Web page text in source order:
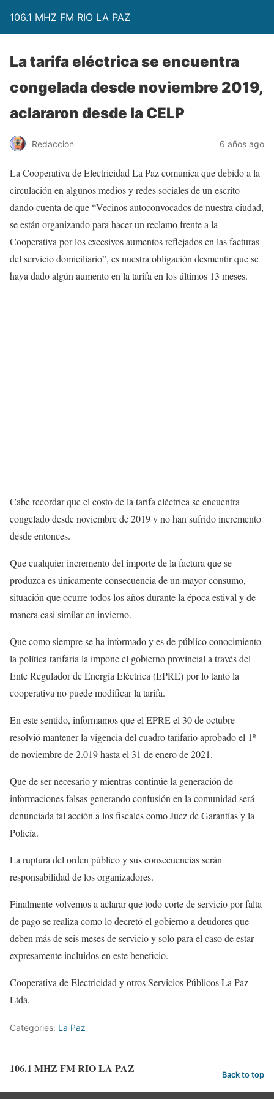
106.1 MHZ FM RIO LA PAZ
La tarifa eléctrica se encuentra
congelada desde noviembre 2019,
aclararon desde la CELP
Redaccion 6 años ago
La Cooperativa de Electricidad La Paz comunica que debido a la
circulación en algunos medios y redes sociales de un escrito
dando cuenta de que “Vecinos autoconvocados de nuestra ciudad,
se están organizando para hacer un reclamo frente a la
Cooperativa por los excesivos aumentos reflejados en las facturas
del servicio domiciliario”, es nuestra obligación desmentir que se
haya dado algún aumento en la tarifa en los últimos 13 meses.
Cabe recordar que el costo de la tarifa eléctrica se encuentra
congelado desde noviembre de 2019 y no han sufrido incremento
desde entonces.
Que cualquier incremento del importe de la factura que se
produzca es únicamente consecuencia de un mayor consumo,
situación que ocurre todos los años durante la época estival y de
manera casi similar en invierno.
Que como siempre se ha informado y es de público conocimiento
la política tarifaria la impone el gobierno provincial a través del
Ente Regulador de Energía Eléctrica (EPRE) por lo tanto la
cooperativa no puede modificar la tarifa.
En este sentido, informamos que el EPRE el 30 de octubre
resolvió mantener la vigencia del cuadro tarifario aprobado el 1º
de noviembre de 2.019 hasta el 31 de enero de 2021.
Que de ser necesario y mientras continúe la generación de
informaciones falsas generando confusión en la comunidad será
denunciada tal acción a los fiscales como Juez de Garantías y la
Policía.
La ruptura del orden público y sus consecuencias serán
responsabilidad de los organizadores.
Finalmente volvemos a aclarar que todo corte de servicio por falta
de pago se realiza como lo decretó el gobierno a deudores que
deben más de seis meses de servicio y solo para el caso de estar
expresamente incluidos en este beneficio.
Cooperativa de Electricidad y otros Servicios Públicos La Paz
Ltda.
Categories: La Paz
106.1 MHZ FM RIO LA PAZ Back to top